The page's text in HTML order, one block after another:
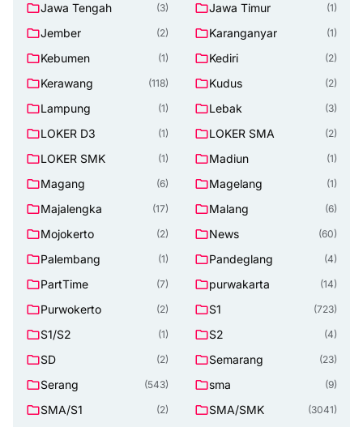
Jawa Tengah (3) Jawa Timur (1)
Jember (2) Karanganyar (1)
Kebumen (1) Kediri (2)
Kerawang (118) Kudus (2)
Lampung (1) Lebak (3)
LOKER D3 (1) LOKER SMA (2)
LOKER SMK (1) Madiun (1)
Magang (6) Magelang (1)
Majalengka (17) Malang (6)
Mojokerto (2) News (60)
Palembang (1) Pandeglang (4)
PartTime (7) purwakarta (14)
Purwokerto (2) S1 (723)
S1/S2 (1) S2 (4)
SD (2) Semarang (23)
Serang (543) sma (9)
SMA/S1 (2) SMA/SMK (3041)